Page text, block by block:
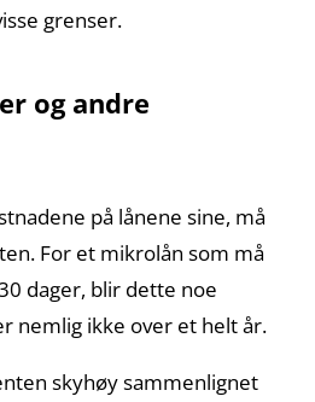
grenser.
og andre
på lånene sine, må
For et mikrolån som må
dager, blir dette noe
nemlig ikke over et helt år.
skyhøy sammenlignet